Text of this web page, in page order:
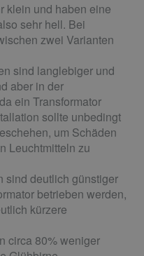
klein und haben eine
sehr hell. Bei
zwei Varianten
sind langlebiger und
aber in der
ein Transformator
sollte unbedingt
um Schäden
Leuchtmitteln zu
sind deutlich günstiger
betrieben werden,
kürzere
circa 80% weniger